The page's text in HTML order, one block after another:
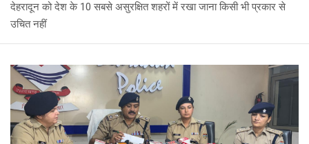
देहरादून को देश के 10 सबसे असुरक्षित शहरों में रखा जाना किसी भी प्रकार से
उचित नहीं